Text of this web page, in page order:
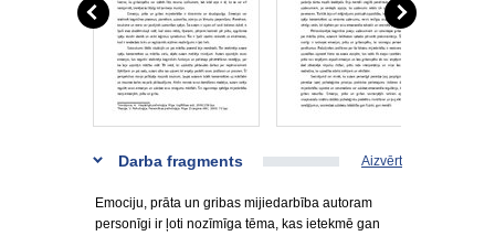
Darba fragments Aizvērt
Emociju, prāta un gribas mijiedarbība autoram
personīgi ir ļoti nozīmīga tēma, kas ietekmē gan